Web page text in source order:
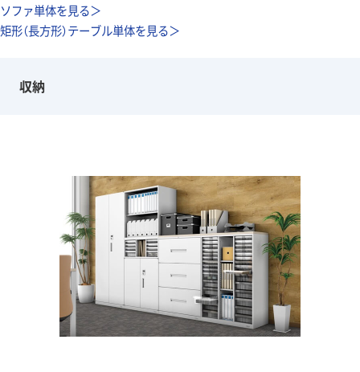
ソファ単体を見る＞
矩形（長方形）テーブル単体を見る＞
収納